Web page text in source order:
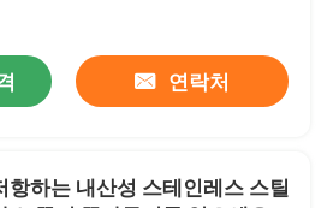
연락처
항하는 내산성 스테인레스 스틸